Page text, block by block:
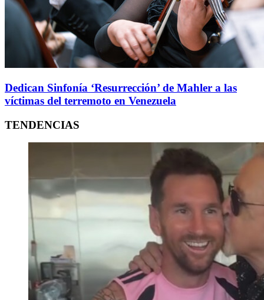
Dedican Sinfonía ‘Resurrección’ de Mahler a las
víctimas del terremoto en Venezuela
TENDENCIAS